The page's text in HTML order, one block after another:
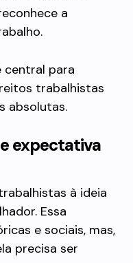
a
central para
trabalhistas
absolutas.
expectativa
à ideia
Essa
e sociais, mas,
precisa ser